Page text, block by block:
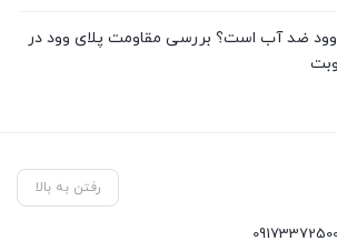
وود ضد آب است؟ بررسی مقاومت پلای وود در
رفتن به بالا